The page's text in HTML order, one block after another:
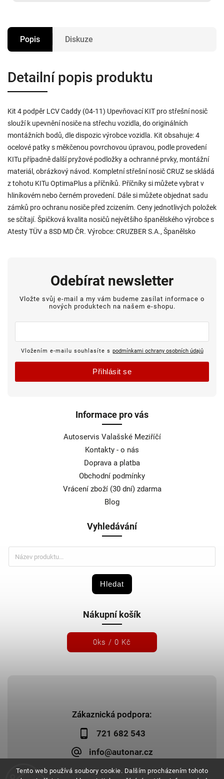
Tento web používá soubory cookie. Dalším procházením tohoto
Popis Diskuze
Detailní popis produktu
Kit 4 podpěr LCV Caddy (04-11) Upevňovací KIT pro střešní nosič
slouží k upevnění nosiče na střechu vozidla, do originálních
montážních bodů, dle dispozic výrobce vozidla. Kit obsahuje: 4
ocelové patky s měkčenou povrchovou úpravou, podle provedení
KITu případně další pryžové podložky a ochranné prvky, montážní
materiál, obrázkový návod. Kompletní střešní nosič CRUZ se skládá
z tohotu KITu OptimaPlus a příčníků. Příčníky si můžete vybrat v
hliníkovém nebo černém provedení. Dále si můžete objednat sadu
zámků pro ochranu nosiče před zcizením. Ceny jednotlivých položek
se sčítají. Špičková kvalita nosičů největšího španělského výrobce s
Atesty TÜV a 8SD MD ČR. Výrobce: CRUZBER S.A., Španělsko
Zákaznická podpora:
721 682 543
info@autonar.cz
Informace pro vás
Autoservis Valašské Meziříčí
Kontakty - o nás
Doprava a platba
Obchodní podmínky
Vrácení zboží (30 dní) zdarma
Blog
Vyhledávání
Hledat
Nákupní košík
0ks / 0 Kč
Odebírat newsletter
Vložte svůj e-mail a my vám budeme zasílat informace o
nových produktech na našem e-shopu.
Vložením e-mailu souhlasíte s podmínkami ochrany osobních údajů
Přihlásit se